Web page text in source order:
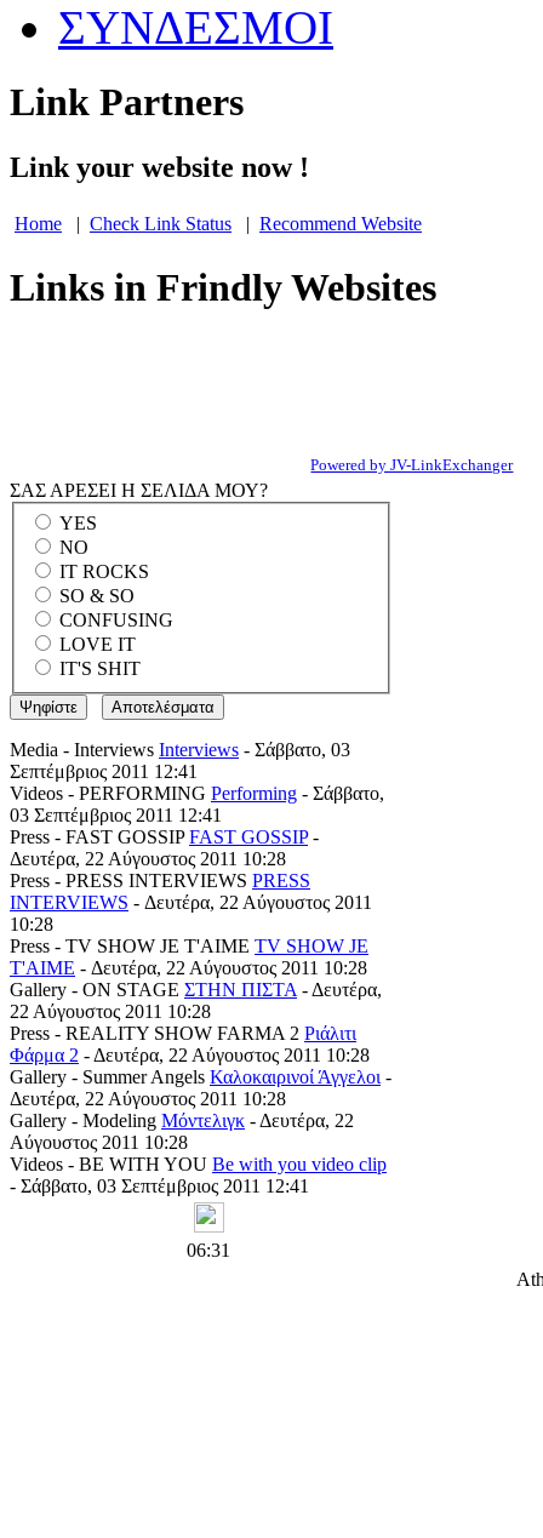
ΣΥΝΔΕΣΜΟΙ
Link Partners
Link your website now !
Home | Check Link Status | Recommend Website
Links in Frindly Websites
Powered by JV-LinkExchanger
ΣΑΣ ΑΡΕΣΕΙ Η ΣΕΛΙΔΑ ΜΟΥ?
YES
NO
IT ROCKS
SO & SO
CONFUSING
LOVE IT
IT'S SHIT
Media - Interviews Interviews - Σάββατο, 03
Σεπτέμβριος 2011 12:41
Videos - PERFORMING Performing - Σάββατο,
03 Σεπτέμβριος 2011 12:41
Press - FAST GOSSIP FAST GOSSIP-
Δευτέρα, 22 Αύγουστος 2011 10:28
Press - PRESS INTERVIEWS PRESS
INTERVIEWS - Δευτέρα, 22 Αύγουστος 2011
10:28
Press - TV SHOW JE T'AIME TV SHOW JE
T'AIME - Δευτέρα, 22 Αύγουστος 2011 10:28
Gallery - ON STAGE ΣΤΗΝ ΠΙΣΤΑ - Δευτέρα,
22 Αύγουστος 2011 10:28
Press - REALITY SHOW FARMA 2 Ριάλιτι
Φάρμα 2 - Δευτέρα, 22 Αύγουστος 2011 10:28
Gallery - Summer Angels Καλοκαιρινοί Άγγελοι -
Δευτέρα, 22 Αύγουστος 2011 10:28
Gallery - Modeling Μόντελιγκ - Δευτέρα, 22
Αύγουστος 2011 10:28
Videos - BE WITH YOU Be with you video clip
- Σάββατο, 03 Σεπτέμβριος 2011 12:41
06:31